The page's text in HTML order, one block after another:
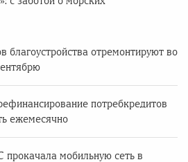
благоустройства отремонтируют во
потребкредитов
ежемесячно
мобильную сеть в